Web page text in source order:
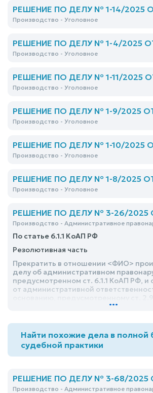
РЕШЕНИЕ ПО ДЕЛУ № 1-14/2025
Производство - Уголовное
РЕШЕНИЕ ПО ДЕЛУ № 1-4/2025
Производство - Уголовное
РЕШЕНИЕ ПО ДЕЛУ № 1-11/2025
Производство - Уголовное
РЕШЕНИЕ ПО ДЕЛУ № 1-9/2025
Производство - Уголовное
РЕШЕНИЕ ПО ДЕЛУ № 1-10/2025
Производство - Уголовное
РЕШЕНИЕ ПО ДЕЛУ № 1-8/2025
Производство - Уголовное
РЕШЕНИЕ ПО ДЕЛУ № 3-26/2025
Производство - Административное
По статье 6.1.1 КоАП РФ
Резолютивная часть
Прекратить в отношении <ФИО>
делу об административном
предусмотренном ст. 6.1.1 КоАП РФ, и
от административной
основанию, предусмотренному ст.
связи с малозначительностью
...
Найти похожие дела в полной
судебной практики
РЕШЕНИЕ ПО ДЕЛУ № 3-68/2025
Производство - Административное